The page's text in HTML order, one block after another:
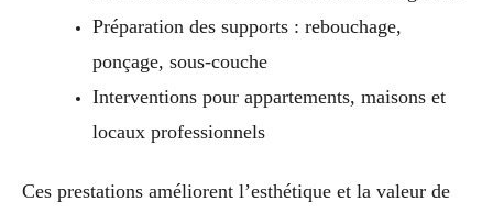
Préparation des supports : rebouchage,
ponçage, sous-couche
Interventions pour appartements, maisons et
locaux professionnels
Ces prestations améliorent l’esthétique et la valeur de